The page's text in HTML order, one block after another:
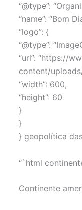
“@type”:
“name”: “Bom
“logo”: {
“@type”:
“url”: “https://
content/
“width”: 600,
“height”: 60
}
}
} geopolítica
“`html
Continente